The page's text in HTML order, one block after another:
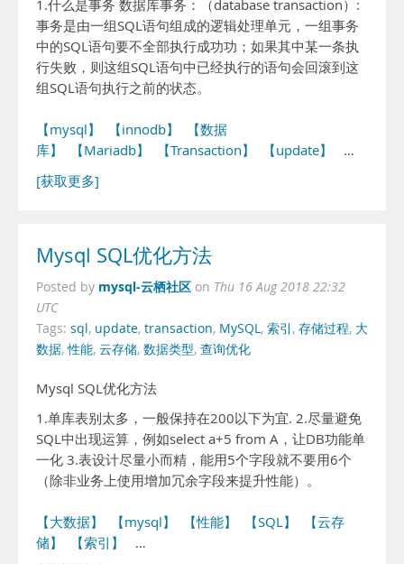
1.什么是事务 数据库事务：（database transaction）:
事务是由一组SQL语句组成的逻辑处理单元，一组事务
中的SQL语句要不全部执行成功功；如果其中某一条执
行失败，则这组SQL语句中已经执行的语句会回滚到这
组SQL语句执行之前的状态。
【mysql】 【innodb】
【数据
库】
【Mariadb】 【Transaction】 【update】
…
[获取更多]
Mysql SQL优化方法
Posted by mysql-云栖社区 on Thu 16 Aug 2018 22:32
UTC
Tags: sql, update, transaction, MySQL, 索引 , 存储过程, 大
数据,性能, 云存储, 数据类型, 查询优化
Mysql SQL优化方法
1.单库表别太多，一般保持在200以下为宜. 2.尽量避免
SQL中出现运算，例如select a+5 from A，让DB功能单
一化 3.表设计尽量小而精，能用5个字段就不要用6个
（除非业务上使用增加冗余字段来提升性能）。
【大数据】 【mysql】 【性能】 【SQL】
【云存
储】
【索引】
…